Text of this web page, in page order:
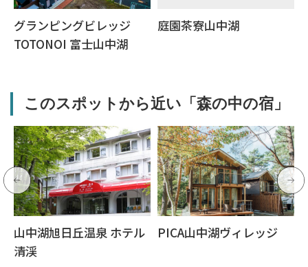
グランピングビレッジ
TOTONOI 富士山中湖
庭園茶寮山中湖
このスポットから近い「森の中の宿」
山中湖旭日丘温泉 ホテル
清渓
PICA山中湖ヴィレッジ